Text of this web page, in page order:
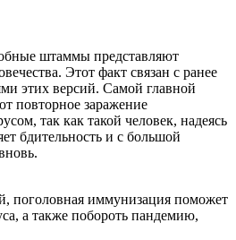
штаммы представляют
Этот факт связан с ранее
этих версий. Самой главной
повторное заражение
так как такой человек, надеясь
бдительность и с большой
поголовная иммунизация поможет
а также побороть пандемию,